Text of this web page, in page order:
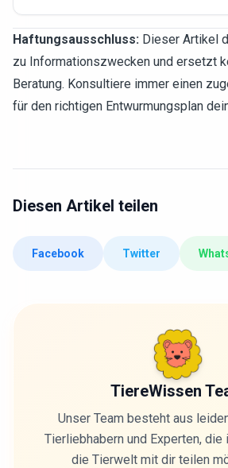
Haftungsausschluss: Dieser Artikel
zu Informationszwecken und ersetzt
Beratung. Konsultiere immer einen
für den richtigen Entwurmungsplan
Diesen Artikel teilen
Facebook Twitter
TiereWissen
Unser Team besteht aus
Tierliebhabern und Experten, die
die Tierwelt mit dir teilen